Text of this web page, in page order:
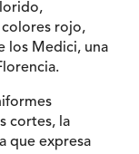
colores rojo,
los Medici, una
cortes, la
que expresa